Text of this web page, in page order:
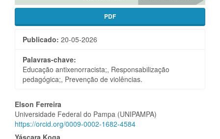
PDF
Publicado: 20-05-2026
Palavras-chave:
Educação antixenorracista;, Responsabilização
pedagógica;, Prevenção de violências.
Conteúdo
do
Elson Ferreira
Universidade Federal do Pampa (UNIPAMPA)
https://orcid.org/0009-0002-1682-4584